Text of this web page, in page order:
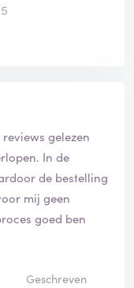
gelezen
In de
de bestelling
mij geen
goed ben
Geschreven